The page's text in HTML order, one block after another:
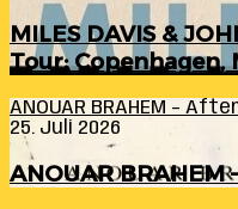
MILES DAVIS &
Tour: Copenhagen,
ANOUAR BRAHEM –
25. Juli 2026
ANOUAR BRAHEM